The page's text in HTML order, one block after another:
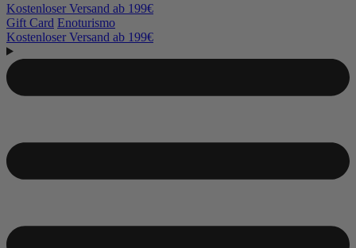
Kostenloser Versand ab 199€
Gift Card Enoturismo
Kostenloser Versand ab 199€